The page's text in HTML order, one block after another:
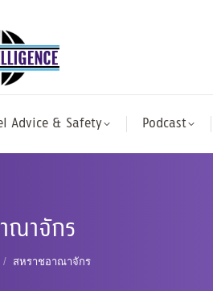
Advice & Safety Podcast
ณาจักร
สหราชอาณาจักร